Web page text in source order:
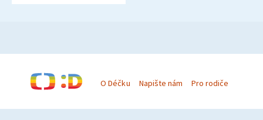
O Déčku Napište nám Pro rodiče